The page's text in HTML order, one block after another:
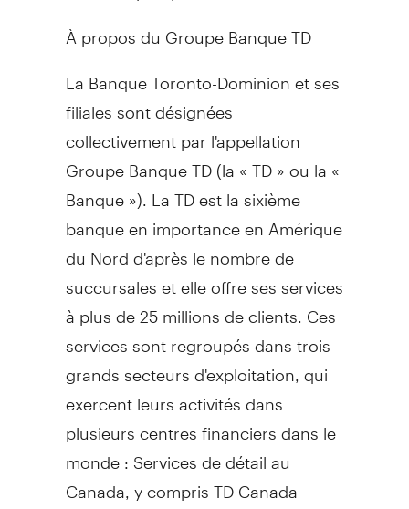
À propos du Groupe Banque TD
La Banque Toronto-Dominion et ses
filiales sont désignées
collectivement par l'appellation
Groupe Banque TD (la « TD » ou la «
Banque »). La TD est la sixième
banque en importance en Amérique
du Nord d'après le nombre de
succursales et elle offre ses services
à plus de 25 millions de clients. Ces
services sont regroupés dans trois
grands secteurs d'exploitation, qui
exercent leurs activités dans
plusieurs centres financiers dans le
monde : Services de détail au
Canada , y compris TD Canada